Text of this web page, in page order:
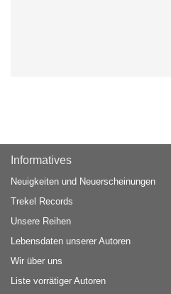
Informatives
Neuigkeiten und Neuerscheinungen
Trekel Records
Unsere Reihen
Lebensdaten unserer Autoren
Wir über uns
Liste vorrätiger Autoren